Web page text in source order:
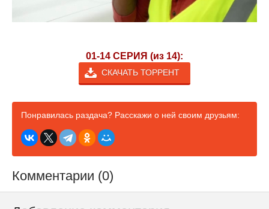
01-14 СЕРИЯ (из 14):
СКАЧАТЬ ТОРРЕНТ
Понравилась раздача? Расскажи о ней своим друзьям:
Комментарии (0)